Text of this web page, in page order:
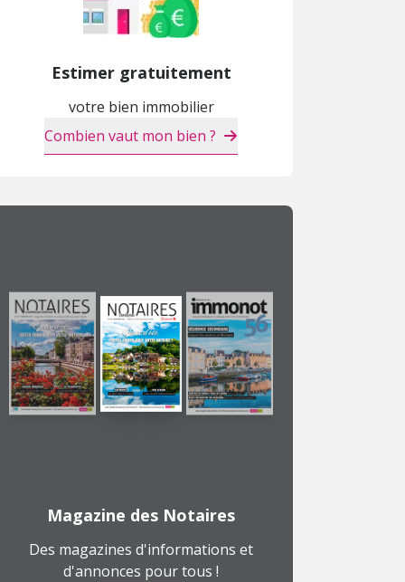
Estimer gratuitement
votre bien immobilier
Combien vaut mon bien ?
Magazine des Notaires
Des magazines d'informations et
d'annonces pour tous !